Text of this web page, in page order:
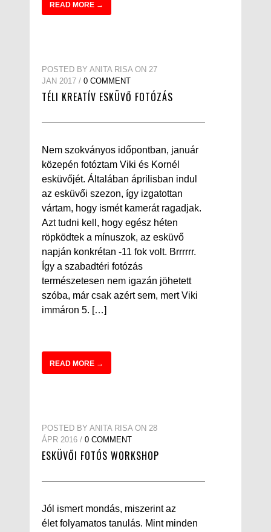
READ MORE →
POSTED BY ANITA RISA ON 27
JAN 2017 / 0 COMMENT
TÉLI KREATÍV ESKÜVŐ FOTÓZÁS
Nem szokványos időpontban, január
közepén fotóztam Viki és Kornél
esküvőjét. Általában áprilisban indul
az esküvői szezon, így izgatottan
vártam, hogy ismét kamerát ragadjak.
Azt tudni kell, hogy egész héten
röpködtek a mínuszok, az esküvő
napján konkrétan -11 fok volt. Brrrrrr.
Így a szabadtéri fotózás
természetesen nem igazán jöhetett
szóba, már csak azért sem, mert Viki
immáron 5. […]
READ MORE →
POSTED BY ANITA RISA ON 28
ÁPR 2016 / 0 COMMENT
ESKÜVŐI FOTÓS WORKSHOP
Jól ismert mondás, miszerint az
élet folyamatos tanulás. Mint minden